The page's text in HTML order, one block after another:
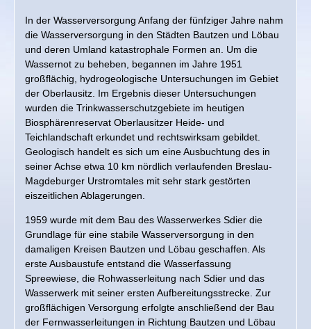
Bauabschnitte
Werdegang
Unser Wasser
Unsere Kunden
Verbrauch
Versorgungsnetz
Leitungsauskunft
In der Wasserversorgung Anfang der fünfziger Jahre nahm
die Wasserversorgung in den Städten Bautzen und Löbau
und deren Umland katastrophale Formen an. Um die
Wassernot zu beheben, begannen im Jahre 1951
großflächig, hydrogeologische Untersuchungen im Gebiet
der Oberlausitz. Im Ergebnis dieser Untersuchungen
wurden die Trinkwasserschutzgebiete im heutigen
Biosphärenreservat Oberlausitzer Heide- und
Teichlandschaft erkundet und rechtswirksam gebildet.
Geologisch handelt es sich um eine Ausbuchtung des in
seiner Achse etwa 10 km nördlich verlaufenden Breslau-
Magdeburger Urstromtales mit sehr stark gestörten
eiszeitlichen Ablagerungen.
1959 wurde mit dem Bau des Wasserwerkes Sdier die
Grundlage für eine stabile Wasserversorgung in den
damaligen Kreisen Bautzen und Löbau geschaffen. Als
erste Ausbaustufe entstand die Wasserfassung
Spreewiese, die Rohwasserleitung nach Sdier und das
Wasserwerk mit seiner ersten Aufbereitungsstrecke. Zur
großflächigen Versorgung erfolgte anschließend der Bau
der Fernwasserleitungen in Richtung Bautzen und Löbau